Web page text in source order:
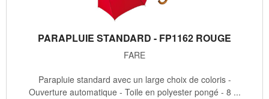
PARAPLUIE STANDARD - FP1162 ROUGE
FARE
Parapluie standard avec un large choix de coloris -
Ouverture automatique - Toile en polyester pongé - 8 ...